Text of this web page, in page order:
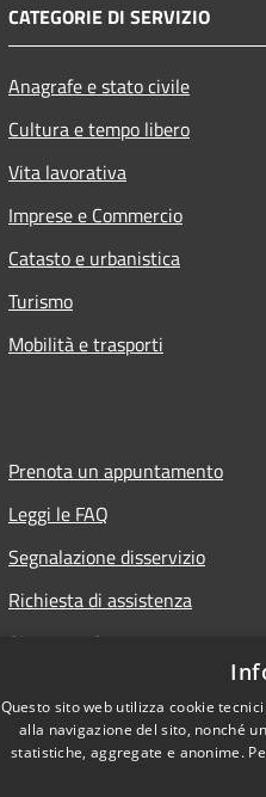
CATEGORIE DI SERVIZIO
Anagrafe e stato civile
Cultura e tempo libero
Vita lavorativa
Imprese e Commercio
Catasto e urbanistica
Turismo
Mobilità e trasporti
Prenota un appuntamento
Leggi le FAQ
Segnalazione disservizio
Richiesta di assistenza
Sito precedente
Questo sito web utilizza cookie
alla navigazione del sito, nonché
statistiche, aggregate e anonime.